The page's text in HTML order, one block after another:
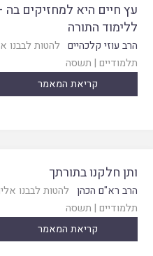
עץ חיים היא למחזיקים
ללימוד התורה
הרב עוזי קלכהיים להטות לבבנו
תלמודיים | תשסה
קריאת המאמר
ותן חלקנו בתורתך
הרב רא"ם הכהן להטות לבבנו
תלמודיים | תשסה
קריאת המאמר